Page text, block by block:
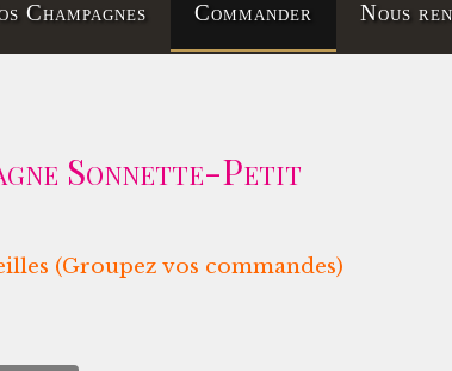
Champagnes Commander Nous
Sonnette-Petit
(Groupez vos commandes)